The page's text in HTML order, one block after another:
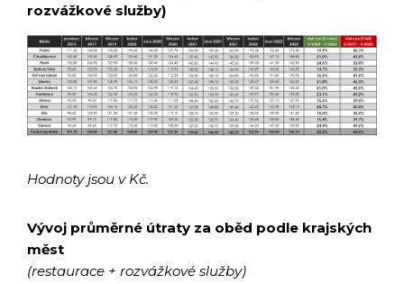
rozvážkové služby)
Hodnoty jsou v Kč.
Vývoj průměrné útraty za oběd podle krajských
měst
(restaurace + rozvážkové služby)